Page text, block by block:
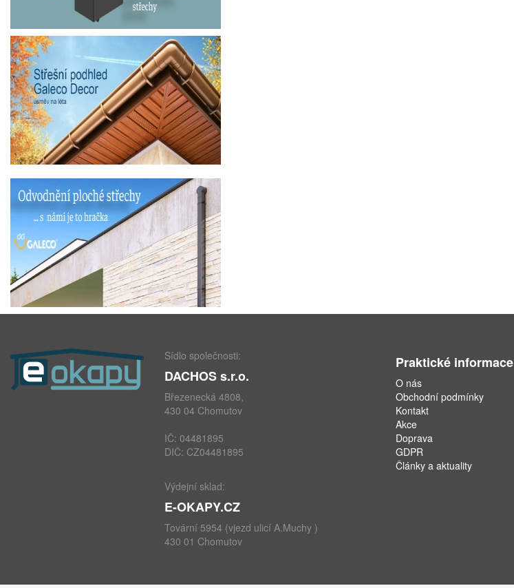
Sídlo společnosti:
DACHOS s.r.o.
Březenecká 4808,
430 04 Chomutov
IČ: 04481895
DIČ: CZ04481895
Výdejní sklad:
E-OKAPY.CZ
Tovární 5954 (vjezd ulicí A.Muchy )
430 01 Chomutov
Praktické informace
O nás
Obchodní podmínky
Kontakt
Akce
Doprava
GDPR
Články a aktuality